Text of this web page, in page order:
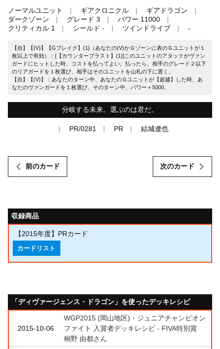
ノーマルユニット ギアクロニクル
ギアドラゴン
ダークゾーン
グレード 3
パワー 11000
クリティカル 1
シールド - ツインドライブ -
【自】【(V)】【Gブレイク】(1)（あなたの(V)かＧゾーンに表のＧユニットが１
枚以上で有効）：[【カウンターブラスト】(1)]このユニットのアタックがヴァン
ガードにヒットした時、コストを払ってよい。払ったら、相手のグレード２以下
のリアガードを１枚選び、相手はそのユニットを山札の下に置く。
【自】【(V)】：あなたのターン中、あなたのＧユニットが【超越】した時、あ
なたのヴァンガードを１枚選び、そのターン中、パワー＋5000。
分岐する未来。選ぶのは君だ。
PR/0281 PR 結城遼也
前のカード 次のカード
収録商品
【2015年度】PRカード
カードリスト
「ディヴァージェンス・ドラゴン」を使ったデッキレシピ
2015-10-06
WGP2015 (岡山地区)・ジュニアチャンピオン
ファイト 入賞者デッキレシピ - FIVA特別賞
桐野 由都さん